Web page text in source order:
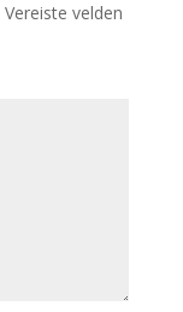
Vereiste velden